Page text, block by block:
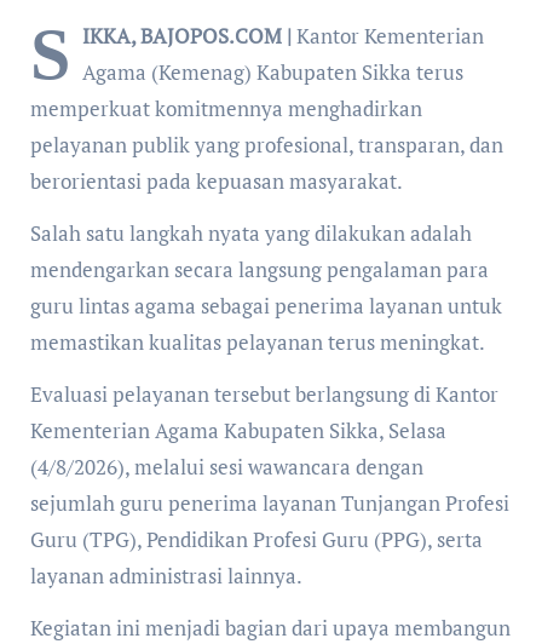
S IKKA, BAJOPOS.COM | Kantor Kementerian
Agama (Kemenag) Kabupaten Sikka terus
memperkuat komitmennya menghadirkan
pelayanan publik yang profesional, transparan, dan
berorientasi pada kepuasan masyarakat.
Salah satu langkah nyata yang dilakukan adalah
mendengarkan secara langsung pengalaman para
guru lintas agama sebagai penerima layanan untuk
memastikan kualitas pelayanan terus meningkat.
Evaluasi pelayanan tersebut berlangsung di Kantor
Kementerian Agama Kabupaten Sikka, Selasa
(4/8/2026), melalui sesi wawancara dengan
sejumlah guru penerima layanan Tunjangan Profesi
Guru (TPG), Pendidikan Profesi Guru (PPG), serta
layanan administrasi lainnya.
Kegiatan ini menjadi bagian dari upaya membangun